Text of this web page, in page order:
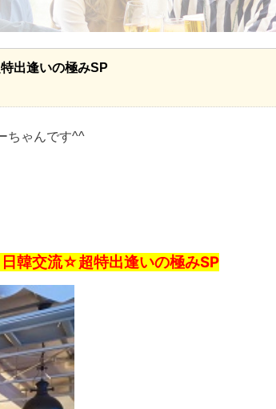
出逢いの極みSP
ちゃんです^^
韓交流☆超特出逢いの極みSP